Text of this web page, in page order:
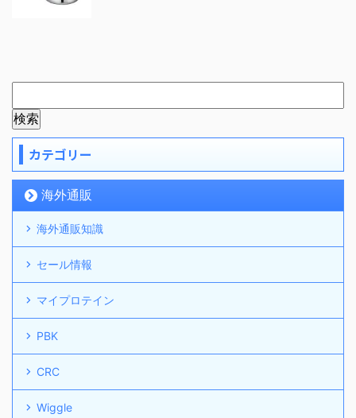
カテゴリー
海外通販
海外通販知識
セール情報
マイプロテイン
PBK
CRC
Wiggle